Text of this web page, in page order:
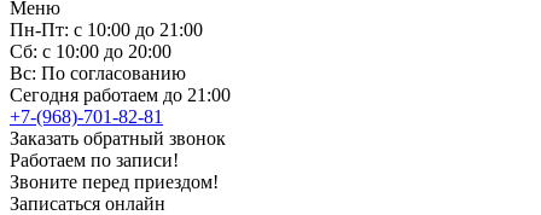
Меню
Пн-Пт: с 10:00 до 21:00
Сб: с 10:00 до 20:00
Вс: По согласованию
Сегодня работаем до 21:00
+7-(968)-701-82-81
Заказать обратный звонок
Работаем по записи!
Звоните перед приездом!
Записаться онлайн